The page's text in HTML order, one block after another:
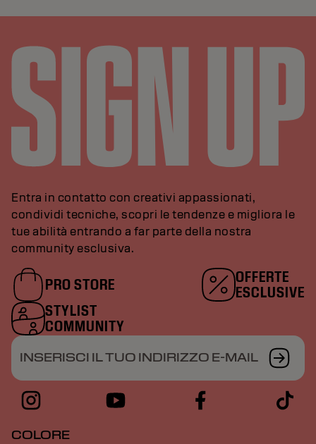
Entra in contatto con creativi appassionati,
condividi tecniche, scopri le tendenze e migliora le
tue abilità entrando a far parte della nostra
community esclusiva.
PRO STORE
OFFERTE
ESCLUSIVE
STYLIST
COMMUNITY
INSERISCI IL TUO INDIRIZZO E-MAIL
COLORE